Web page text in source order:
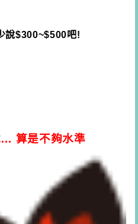
說$300~$500吧!
算是不夠水準